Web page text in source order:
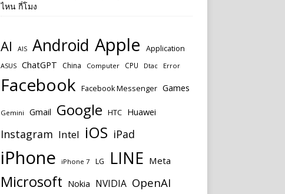
ไหน กี่โมง
AI AIS Android Apple Application
ASUS ChatGPT China Computer CPU Dtac Error
Facebook Facebook Messenger Games
Gemini Gmail Google HTC Huawei
Instagram Intel iOS iPad
iPhone iPhone 7 LG LINE Meta
Microsoft Nokia NVIDIA OpenAI